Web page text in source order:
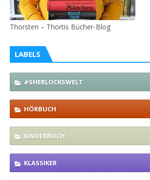
Thorsten – Thortis Bücher-Blog
LABELS
#SHERLOCKSWELT
HÖRBUCH
KINDERBUCH
KLASSIKER